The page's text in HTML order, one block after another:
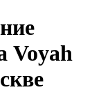
Voyah